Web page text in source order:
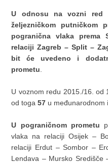
U odnosu na vozni red
željezničkom putničkom
pogranična vlaka prema
relaciji Zagreb – Split –
bit će uvedeno i
prometu
U voznom redu 2015./16.
od toga57 u
U pograničnom prometu
vlaka na relaciji Osijek –
relaciji Erdut – Sombor –
Lendava – Mursko Središče